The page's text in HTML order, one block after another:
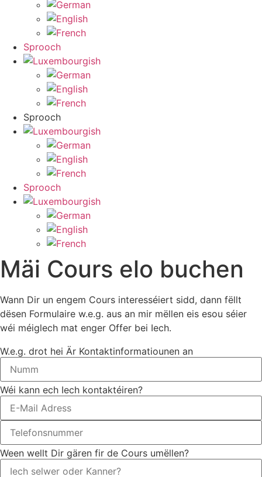
Sprooch
Sprooch
Sprooch
Mäi Cours elo buchen
Wann Dir un engem Cours interesséiert sidd, dann fëllt
dësen Formulaire w.e.g. aus an mir mëllen eis esou séier
wéi méiglech mat enger Offer bei Iech.
W.e.g. drot hei Är Kontaktinformatiounen an
Wéi kann ech Iech kontaktéiren?
Ween wellt Dir gären fir de Cours umëllen?